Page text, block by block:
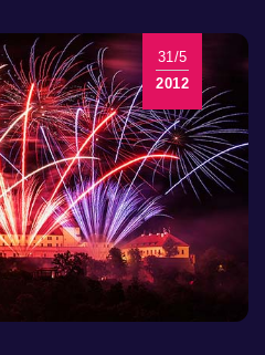
31/5
2012